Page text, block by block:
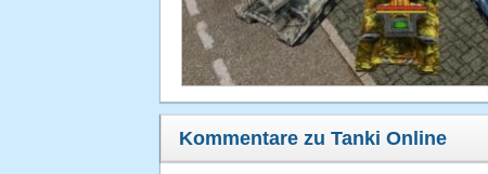
Kommentare zu Tanki Online